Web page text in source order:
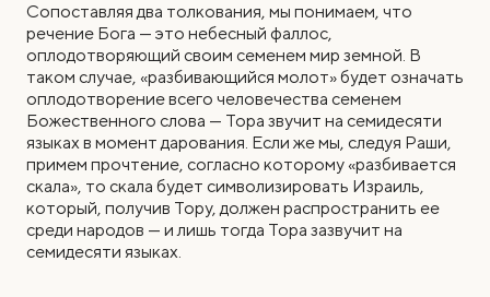
Сопоставляя два толкования, мы понимаем, что
речение Бога — это небесный фаллос,
оплодотворяющий своим семенем мир земной. В
таком случае, «разбивающийся молот» будет означать
оплодотворение всего человечества семенем
Божественного слова — Тора звучит на семидесяти
языках в момент дарования. Если же мы, следуя Раши,
примем прочтение, согласно которому «разбивается
скала», то скала будет символизировать Израиль,
который, получив Тору, должен распространить ее
среди народов — и лишь тогда Тора зазвучит на
семидесяти языках.